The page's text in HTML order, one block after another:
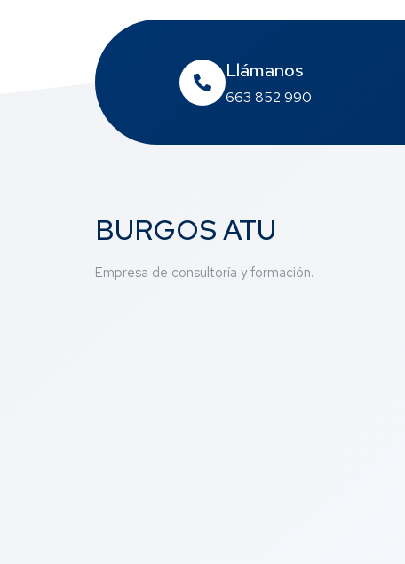
Llámanos
663 852 990
BURGOS ATU
Empresa de consultoría y formación.